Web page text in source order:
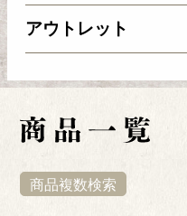
アウトレット
商品複数検索